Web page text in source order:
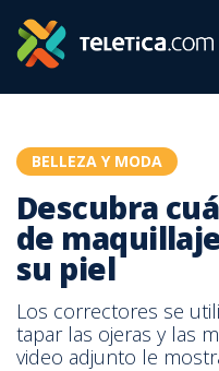
BELLEZA Y MODA
Descubra
de
su piel
Los correctores se
tapar las ojeras y las
video adjunto le